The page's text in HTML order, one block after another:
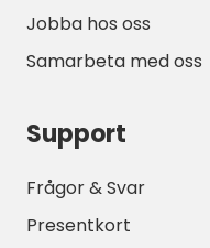
Jobba hos oss
Samarbeta med oss
Support
Frågor & Svar
Presentkort